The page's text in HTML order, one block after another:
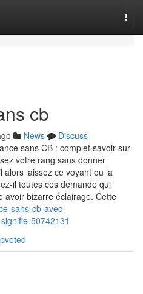
cb
News
Discuss
sans CB : complet savoir sur
votre rang sans donner
alors laissez ce voyant ou la
il toutes ces demande qui
avoir bizarre éclairage. Cette
sans-cb-avec-
50742131